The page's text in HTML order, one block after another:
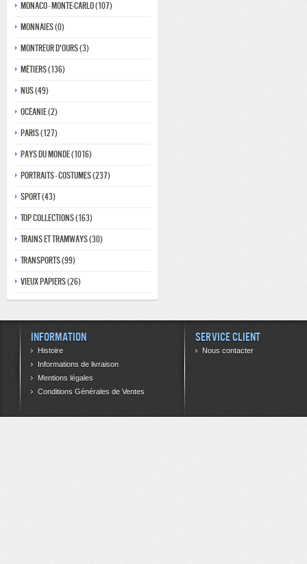
Monaco - monte-carlo (107)
Monnaies (0)
Montreur d'ours (3)
Métiers (136)
Nus (49)
Océanie (2)
Paris (127)
Pays du monde (1016)
Portraits - costumes (237)
Sport (43)
Top collections (163)
Trains et tramways (30)
Transports (99)
Vieux papiers (26)
Information
Histoire
Informations de livraison
Mentions légales
Conditions Générales de Ventes
Service client
Nous contacter